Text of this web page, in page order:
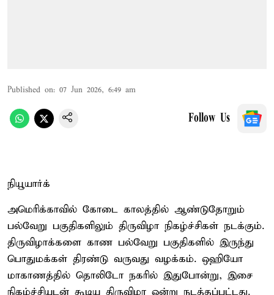
Published on: 07 Jun 2026, 6:49 am
Follow Us
நியூயார்க்
அமெரிக்காவில் கோடை காலத்தில் ஆண்டுதோறும்
பல்வேறு பகுதிகளிலும் திருவிழா நிகழ்ச்சிகள் நடக்கும்.
திருவிழாக்களை காண பல்வேறு பகுதிகளில் இருந்து
பொதுமக்கள் திரண்டு வருவது வழக்கம். ஒஹியோ
மாகாணத்தில் தொலிடோ நகரில் இதுபோன்று, இசை
நிகழ்ச்சியுடன் கூடிய திருவிழா ஒன்று நடத்தப்பட்டது.